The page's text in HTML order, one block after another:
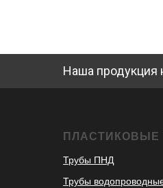
Наша продукция
ПЛАСТИКОВЫЕ
Трубы ПНД
Трубы